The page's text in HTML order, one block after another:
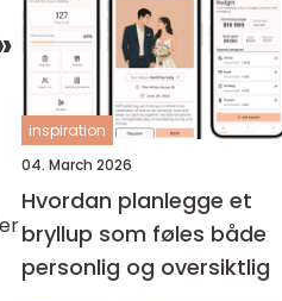
inspiration
04. March 2026
Hvordan planlegge et
bryllup som føles både
personlig og oversiktlig